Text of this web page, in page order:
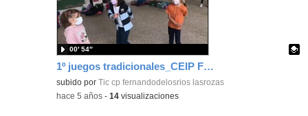
1º juegos tradicionales_CEIP FDLR_Las Rozas
Contenido educativo.
subido por Tic cp fernandodelosrios lasrozas
00′ 54″
-hace 5 años -14 visualizaciones